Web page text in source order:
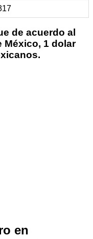
de acuerdo al
México, 1 dolar
en